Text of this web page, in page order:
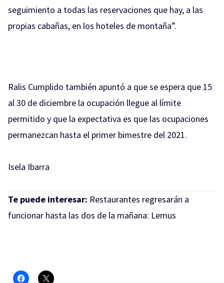
seguimiento a todas las reservaciones que hay, a las
propias cabañas, en los hoteles de montaña”.
Ralis Cumplido también apuntó a que se espera que 15
al 30 de diciembre la ocupación llegue al límite
permitido y que la expectativa es que las ocupaciones
permanezcan hasta el primer bimestre del 2021.
Isela Ibarra
Te puede interesar: Restaurantes regresarán a
funcionar hasta las dos de la mañana: Lemus